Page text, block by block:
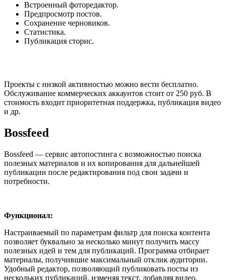
Встроенный фоторедактор.
Предпросмотр постов.
Сохранение черновиков.
Статистика.
Публикация сторис.
Проекты с низкой активностью можно вести бесплатно.
Обслуживание коммерческих аккаунтов стоит от 250 руб. В
стоимость входит приоритетная поддержка, публикация видео
и др.
Bossfeed
Bossfeed — сервис автопостинга с возможностью поиска
полезных материалов и их копирования для дальнейшей
публикации после редактирования под свои задачи и
потребности.
Функционал:
Настраиваемый по параметрам фильтр для поиска контента
позволяет буквально за несколько минут получить массу
полезных идей и тем для публикаций. Программа отбирает
материалы, получившие максимальный отклик аудитории.
Удобный редактор, позволяющий публиковать посты из
нескольких публикаций, изменяя текст, добавляя видео,